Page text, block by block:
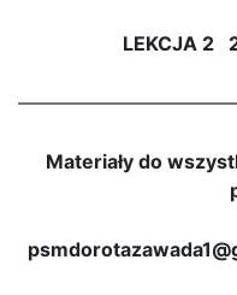
LEKCJA 2
Materiały do